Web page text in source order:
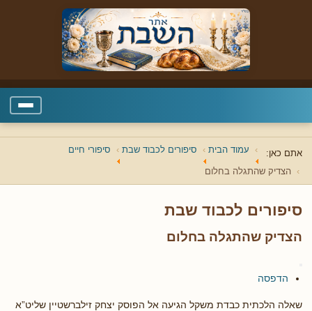
אתם כאן: עמוד הבית סיפורים לכבוד שבת סיפורי חיים
הצדיק שהתגלה בחלום
סיפורים לכבוד שבת
הצדיק שהתגלה בחלום
הדפסה
שאלה הלכתית כבדת משקל הגיעה אל הפוסק יצחק זילברשטיין שליט”א